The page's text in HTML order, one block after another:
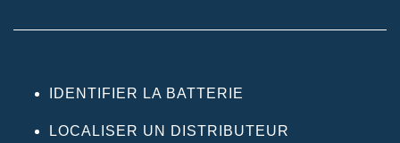
IDENTIFIER LA BATTERIE
LOCALISER UN DISTRIBUTEUR